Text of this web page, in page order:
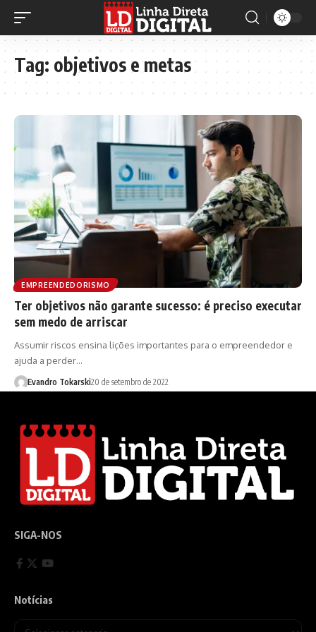
Tag: objetivos e metas
EMPREENDEDORISMO
Ter objetivos não garante sucesso: é preciso executar
sem medo de arriscar
Assumir riscos ensina lições importantes para o empreendedor e
ajuda a perder…
Evandro Tokarski20 de setembro de 2022
SIGA-NOS
Notícias